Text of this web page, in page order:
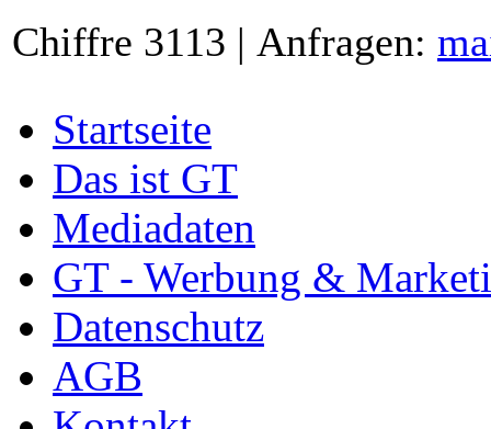
Chiffre 3113 | Anfragen:
Startseite
Das ist GT
Mediadaten
GT - Werbung &
Datenschutz
AGB